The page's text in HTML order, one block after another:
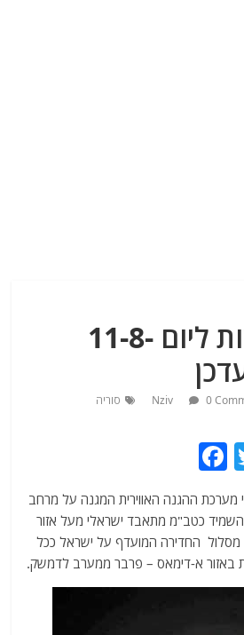
מבזקי חדשות ליום 11-8-
Nziv 0 סוריה
T
itt
er
c
e
b
o
מערכת ההגנה האווירית המגנה על מרחב
כטב"מ מתאבד ישראלי מעל אזור
החדירה המועדף על ישראל ככל
באזור א-דימאס – פרבר ממערב לדמשק.